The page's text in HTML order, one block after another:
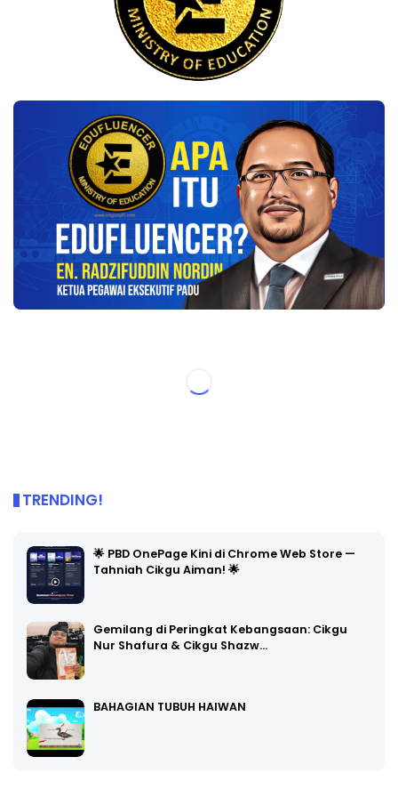
TRENDING!
🌟 PBD OnePage Kini di Chrome Web Store —
Tahniah Cikgu Aiman! 🌟
Gemilang di Peringkat Kebangsaan: Cikgu
Nur Shafura & Cikgu Shazw…
BAHAGIAN TUBUH HAIWAN